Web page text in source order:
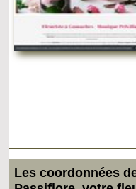
Les coordonnées